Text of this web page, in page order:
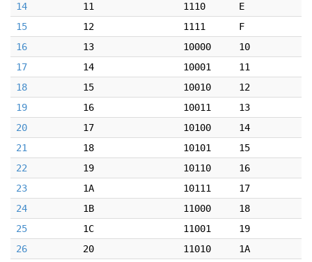
14
11 1110
E
15
12 1111
F
16
13 10000
10
17
14 10001
11
18
15 10010
12
19
16 10011
13
20
17 10100
14
21
18 10101
15
22
19 10110
16
23
1A 10111
17
24
1B 11000
18
25
1C 11001
19
26
20 11010
1A